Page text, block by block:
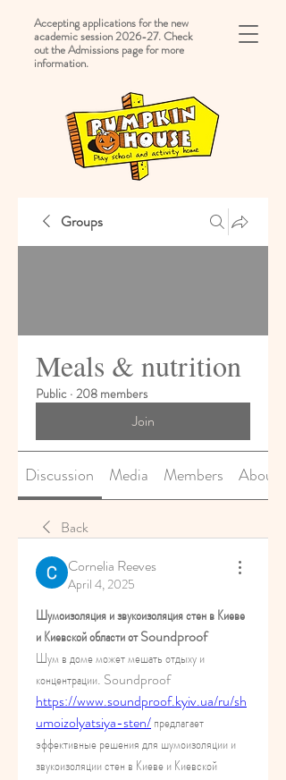
Accepting applications for the new
academic session 2026-27. Check
out the Admissions page for more
information.
Groups
Meals & nutrition
Public · 208 members
Join
Discussion Media Members About
Back
Cornelia Reeves
April 4, 2025
Шумоизоляция и звукоизоляция стен в Киеве
и Киевской области от Soundproof
Шум в доме может мешать отдыху и
концентрации. Soundproof
https://www.soundproof.kyiv.ua/ru/sh
umoizolyatsiya-sten/ предлагает
эффективные решения для шумоизоляции и
звукоизоляции стен в Киеве и Киевской